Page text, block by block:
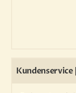
Kundenservice |